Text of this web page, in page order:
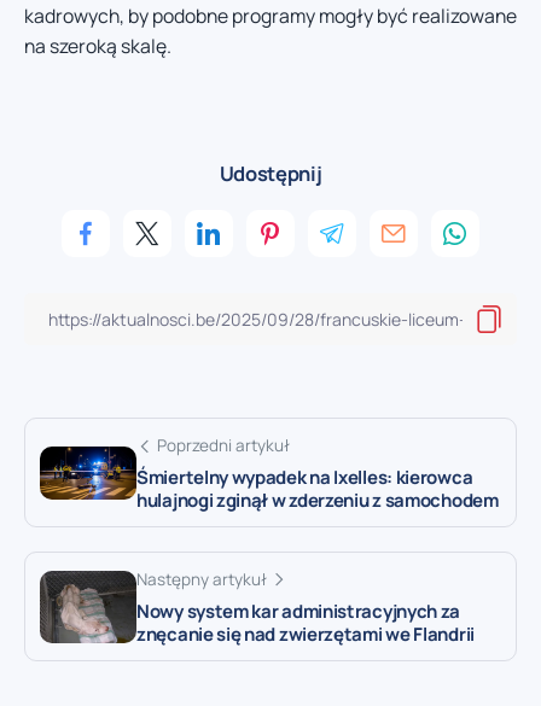
kadrowych, by podobne programy mogły być realizowane
na szeroką skalę.
Udostępnij
Poprzedni artykuł
Śmiertelny wypadek na Ixelles: kierowca
hulajnogi zginął w zderzeniu z samochodem
Następny artykuł
Nowy system kar administracyjnych za
znęcanie się nad zwierzętami we Flandrii